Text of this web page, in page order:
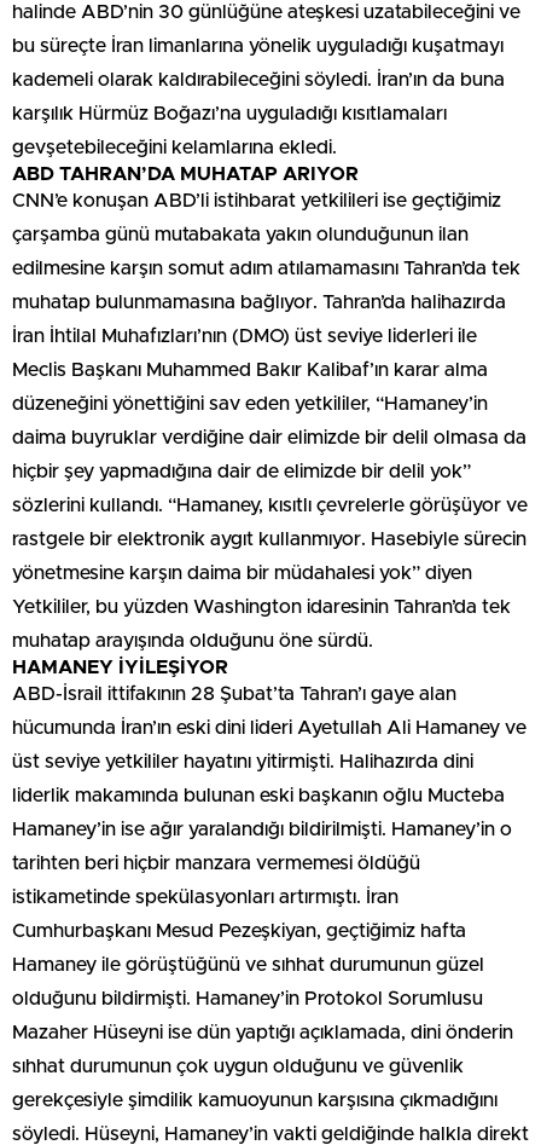
halinde ABD’nin 30 günlüğüne ateşkesi uzatabileceğini ve
bu süreçte İran limanlarına yönelik uyguladığı kuşatmayı
kademeli olarak kaldırabileceğini söyledi. İran’ın da buna
karşılık Hürmüz Boğazı’na uyguladığı kısıtlamaları
gevşetebileceğini kelamlarına ekledi.
ABD TAHRAN’DA MUHATAP ARIYOR
CNN’e konuşan ABD’li istihbarat yetkilileri ise geçtiğimiz
çarşamba günü mutabakata yakın olunduğunun ilan
edilmesine karşın somut adım atılamamasını Tahran’da tek
muhatap bulunmamasına bağlıyor. Tahran’da halihazırda
İran İhtilal Muhafızları’nın (DMO) üst seviye liderleri ile
Meclis Başkanı Muhammed Bakır Kalibaf’ın karar alma
düzeneğini yönettiğini sav eden yetkililer, “Hamaney’in
daima buyruklar verdiğine dair elimizde bir delil olmasa da
hiçbir şey yapmadığına dair de elimizde bir delil yok”
sözlerini kullandı. “Hamaney, kısıtlı çevrelerle görüşüyor ve
rastgele bir elektronik aygıt kullanmıyor. Hasebiyle sürecin
yönetmesine karşın daima bir müdahalesi yok” diyen
Yetkililer, bu yüzden Washington idaresinin Tahran’da tek
muhatap arayışında olduğunu öne sürdü.
HAMANEY İYİLEŞİYOR
ABD-İsrail ittifakının 28 Şubat’ta Tahran’ı gaye alan
hücumunda İran’ın eski dini lideri Ayetullah Ali Hamaney ve
üst seviye yetkililer hayatını yitirmişti. Halihazırda dini
liderlik makamında bulunan eski başkanın oğlu Mucteba
Hamaney’in ise ağır yaralandığı bildirilmişti. Hamaney’in o
tarihten beri hiçbir manzara vermemesi öldüğü
istikametinde spekülasyonları artırmıştı. İran
Cumhurbaşkanı Mesud Pezeşkiyan, geçtiğimiz hafta
Hamaney ile görüştüğünü ve sıhhat durumunun güzel
olduğunu bildirmişti. Hamaney’in Protokol Sorumlusu
Mazaher Hüseyni ise dün yaptığı açıklamada, dini önderin
sıhhat durumunun çok uygun olduğunu ve güvenlik
gerekçesiyle şimdilik kamuoyunun karşısına çıkmadığını
söyledi. Hüseyni, Hamaney’in vakti geldiğinde halkla direkt